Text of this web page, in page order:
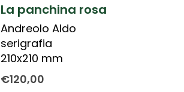
La panchina rosa
Andreolo Aldo
serigrafia
210x210 mm
€120,00